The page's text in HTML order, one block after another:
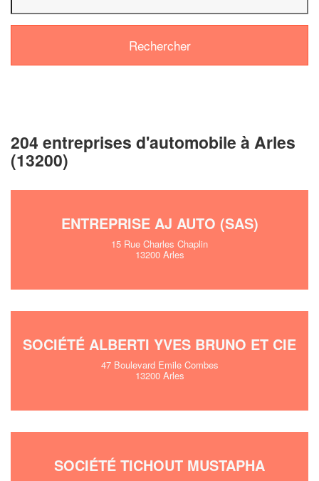
204 entreprises d'automobile à Arles
(13200)
ENTREPRISE AJ AUTO (SAS)
15 Rue Charles Chaplin
13200 Arles
SOCIÉTÉ ALBERTI YVES BRUNO ET CIE
47 Boulevard Emile Combes
13200 Arles
SOCIÉTÉ TICHOUT MUSTAPHA